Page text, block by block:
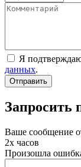
Я
данных.
Отправить
Запросить
Ваше сообщение
2х часов
Произошла